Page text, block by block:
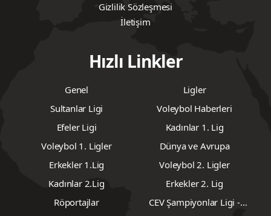
Gizlilik Sözleşmesi
İletişim
Hızlı Linkler
Genel
Ligler
Sultanlar Ligi
Voleybol Haberleri
Efeler Ligi
Kadınlar 1. Lig
Voleybol 1. Ligler
Dünya ve Avrupa
Erkekler 1.Lig
Voleybol 2. Ligler
Kadınlar 2.Lig
Erkekler 2. Lig
Röportajlar
CEV Şampiyonlar Ligi -